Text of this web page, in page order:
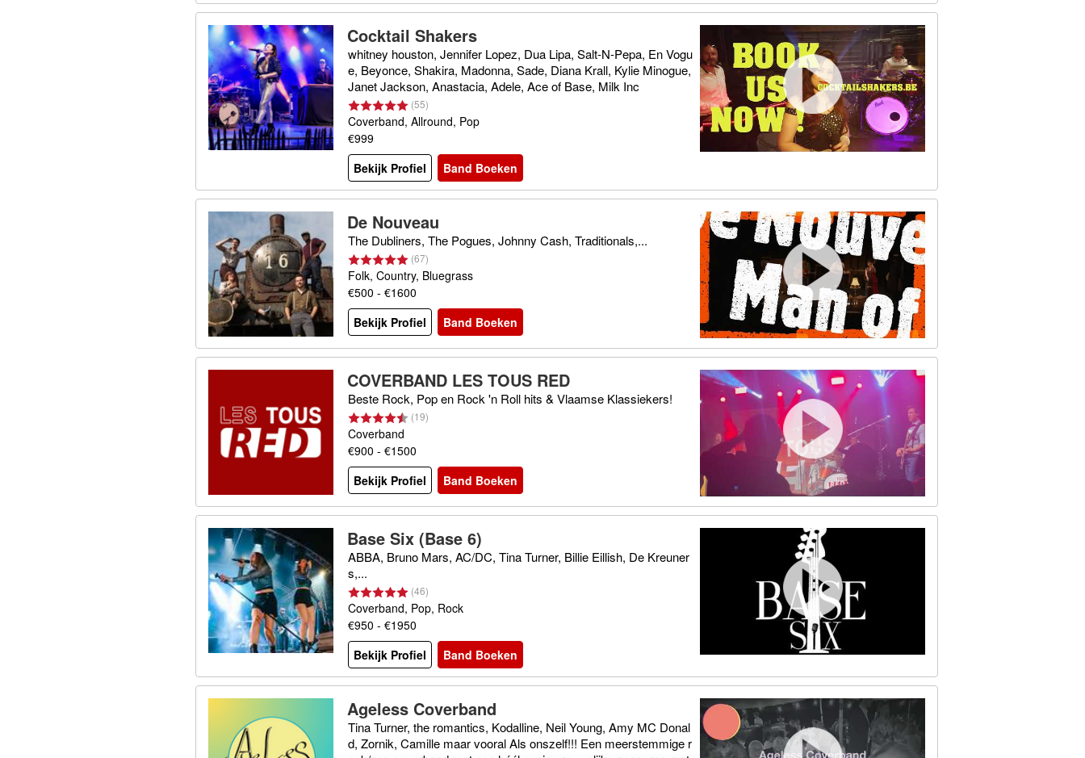
Cocktail Shakers
whitney houston, Jennifer Lopez, Dua Lipa, Salt-N-Pepa, En Vogu
e, Beyonce, Shakira, Madonna, Sade, Diana Krall, Kylie Minogue,
Janet Jackson, Anastacia, Adele, Ace of Base, Milk Inc
(55)
Coverband, Allround, Pop
€999
Bekijk Profiel
Band Boeken
De Nouveau
The Dubliners, The Pogues, Johnny Cash, Traditionals,...
(67)
Folk, Country, Bluegrass
€500 - €1600
Bekijk Profiel
Band Boeken
COVERBAND LES TOUS RED
Beste Rock, Pop en Rock 'n Roll hits & Vlaamse Klassiekers!
(19)
Coverband
€900 - €1500
Bekijk Profiel
Band Boeken
Base Six (Base 6)
ABBA, Bruno Mars, AC/DC, Tina Turner, Billie Eillish, De Kreuner
s,...
(46)
Coverband, Pop, Rock
€950 - €1950
Bekijk Profiel
Band Boeken
Ageless Coverband
Tina Turner, the romantics, Kodalline, Neil Young, Amy MC Donal
d, Zornik, Camille maar vooral Als onszelf!!! Een meerstemmige r